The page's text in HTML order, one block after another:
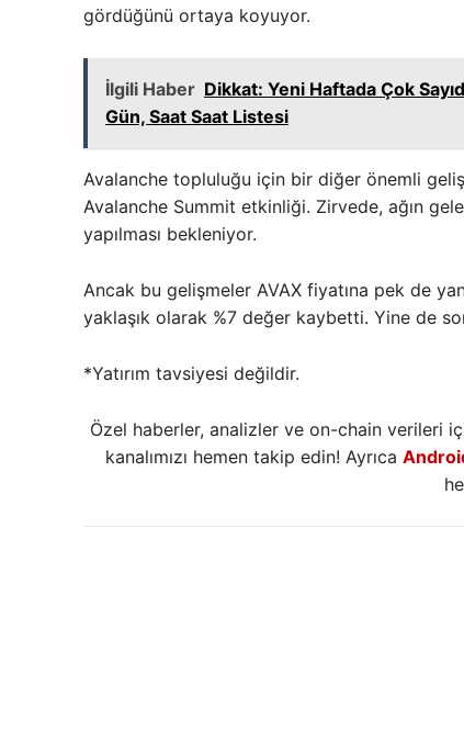
gördüğünü ortaya koyuyor.
İlgili Haber Dikkat: Yeni Haftada Çok
Gün, Saat Saat Listesi
Avalanche topluluğu için bir diğer önemli
Avalanche Summit etkinliği. Zirvede, ağın
yapılması bekleniyor.
Ancak bu gelişmeler AVAX fiyatına pek de
yaklaşık olarak %7 değer kaybetti. Yine de
*Yatırım tavsiyesi değildir.
Özel haberler, analizler ve on-chain verileri
kanalımızı hemen takip edin! Ayrıca